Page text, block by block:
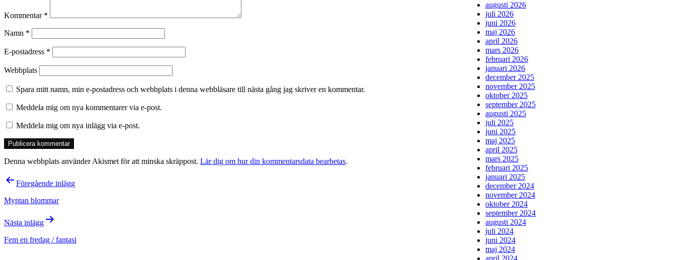
Kommentar *
Namn *
E-postadress *
Webbplats
Spara mitt namn, min e-postadress och webbplats i denna webbläsare till nästa gång jag skriver en kommentar.
Meddela mig om nya kommentarer via e-post.
Meddela mig om nya inlägg via e-post.
Denna webbplats använder Akismet för att minska skräppost. Lär dig om hur din kommentarsdata bearbetas.
Inläggsnavigering
Föregående inlägg
Myntan blommar
Nästa inlägg
Fem en fredag / fantasi
augusti 2026
juli 2026
juni 2026
maj 2026
april 2026
mars 2026
februari 2026
januari 2026
december 2025
november 2025
oktober 2025
september 2025
augusti 2025
juli 2025
juni 2025
maj 2025
april 2025
mars 2025
februari 2025
januari 2025
december 2024
november 2024
oktober 2024
september 2024
augusti 2024
juli 2024
juni 2024
maj 2024
april 2024